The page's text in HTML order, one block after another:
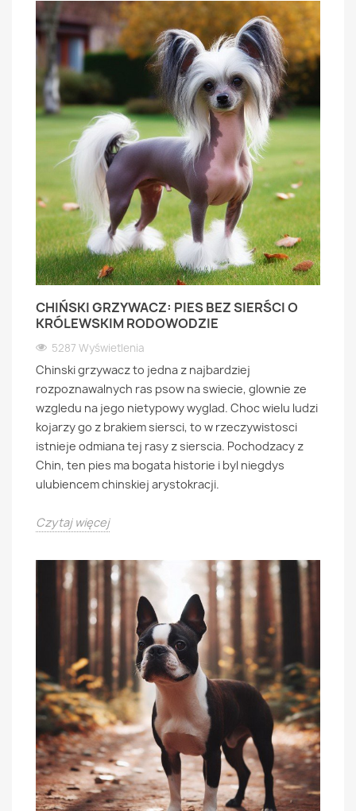
CHIŃSKI GRZYWACZ: PIES BEZ SIERŚCI O
KRÓLEWSKIM RODOWODZIE
5287 Wyświetlenia
Chinski grzywacz to jedna z najbardziej
rozpoznawalnych ras psow na swiecie, glownie ze
wzgledu na jego nietypowy wyglad. Choc wielu ludzi
kojarzy go z brakiem siersci, to w rzeczywistosci
istnieje odmiana tej rasy z sierscia. Pochodzacy z
Chin, ten pies ma bogata historie i byl niegdys
ulubiencem chinskiej arystokracji.
Czytaj więcej